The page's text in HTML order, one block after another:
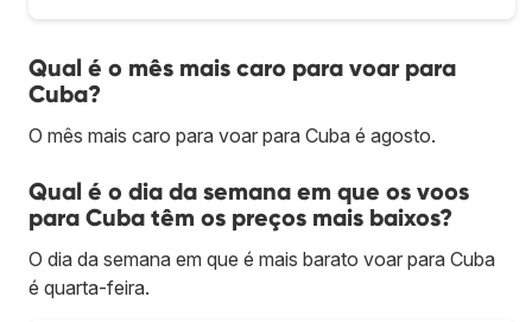
Qual é o mês mais caro para voar para
Cuba?
O mês mais caro para voar para Cuba é agosto.
Qual é o dia da semana em que os voos
para Cuba têm os preços mais baixos?
O dia da semana em que é mais barato voar para Cuba
é quarta-feira.